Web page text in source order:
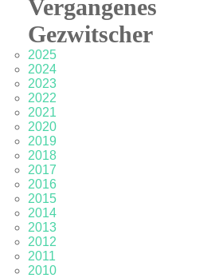
Vergangenes
Gezwitscher
2025
2024
2023
2022
2021
2020
2019
2018
2017
2016
2015
2014
2013
2012
2011
2010